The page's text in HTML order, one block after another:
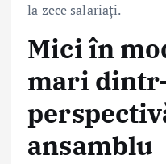
la zece salariați.
Mici în
mari
ansamblu